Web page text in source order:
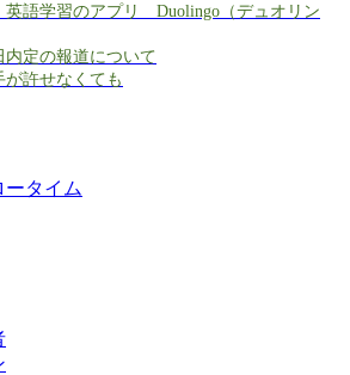
語学習のアプリ Duolingo（デュオリン
内定の報道について
許せなくても
ータイム